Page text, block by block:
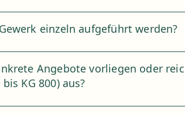
einzeln aufgeführt werden?
Angebote vorliegen oder
KG 800) aus?